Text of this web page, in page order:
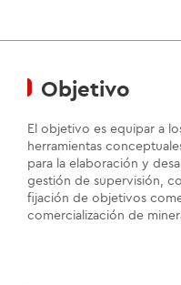
Objetivo
El objetivo es equipar a
herramientas
para la elaboración y
gestión de supervisión,
fijación de objetivos
comercialización de